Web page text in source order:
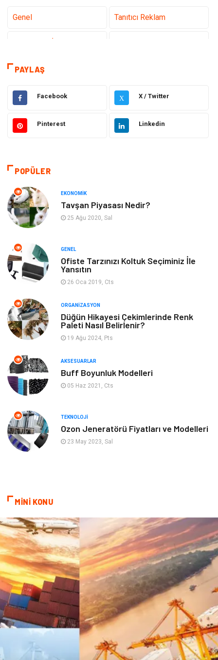
Genel Tanıtıcı Reklam
teknoloji
Hukuk Giyim
Elektronik Makine
Sağlıklı Yaşam
Otomotiv
Tatil
Yeme & İçme Spor
Gençlik & Eğlence Keyif & Hobi
Aksesuarlar
Mobilya
Gayrimenkul
Ev İşleri
Astroloji
Cam sosyal
Kına Gecesi genel blog
Sigorta Veteriner
kadınlar ve takı sağlık
Spor Malzemeleri
PAYLAŞ
Facebook X X / Twitter
Pinterest Linkedin
POPÜLER
EKONOMIK
Tavşan Piyasası Nedir?
25 Ağu 2020, Sal
GENEL
Ofiste Tarzınızı Koltuk Seçiminiz İle
Yansıtın
26 Oca 2019, Cts
ORGANIZASYON
Düğün Hikayesi Çekimlerinde Renk
Paleti Nasıl Belirlenir?
19 Ağu 2024, Pts
AKSESUARLAR
Buff Boyunluk Modelleri
05 Haz 2021, Cts
TEKNOLOJI
Ozon Jeneratörü Fiyatları ve Modelleri
23 May 2023, Sal
MİNİ KONU